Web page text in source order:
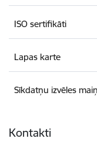
ISO sertifikāti
Lapas karte
Sīkdatņu izvēles
Kontakti